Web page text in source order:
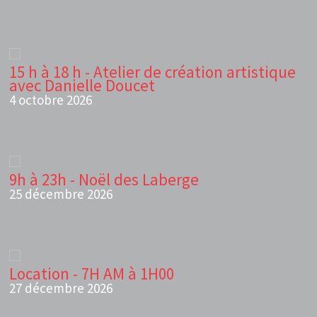
15 h à 18 h - Atelier de création artistique
avec Danielle Doucet
4 octobre 2026
9h à 23h - Noël des Laberge
25 décembre 2026
Location - 7H AM à 1H00
27 décembre 2026